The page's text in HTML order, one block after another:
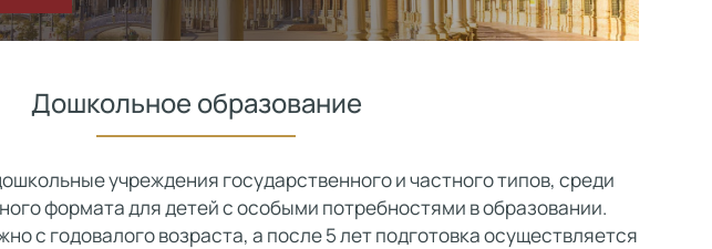
Дошкольное образование
учреждения государственного и частного типов, среди
формата для детей с особыми потребностями в образовании.
с годовалого возраста, а после 5 лет подготовка осуществляется